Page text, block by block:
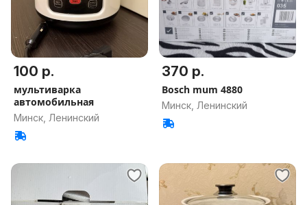
100 р.
мультиварка
автомобильная
Минск, Ленинский
370 р.
Bosch mum 4880
Минск, Ленинский